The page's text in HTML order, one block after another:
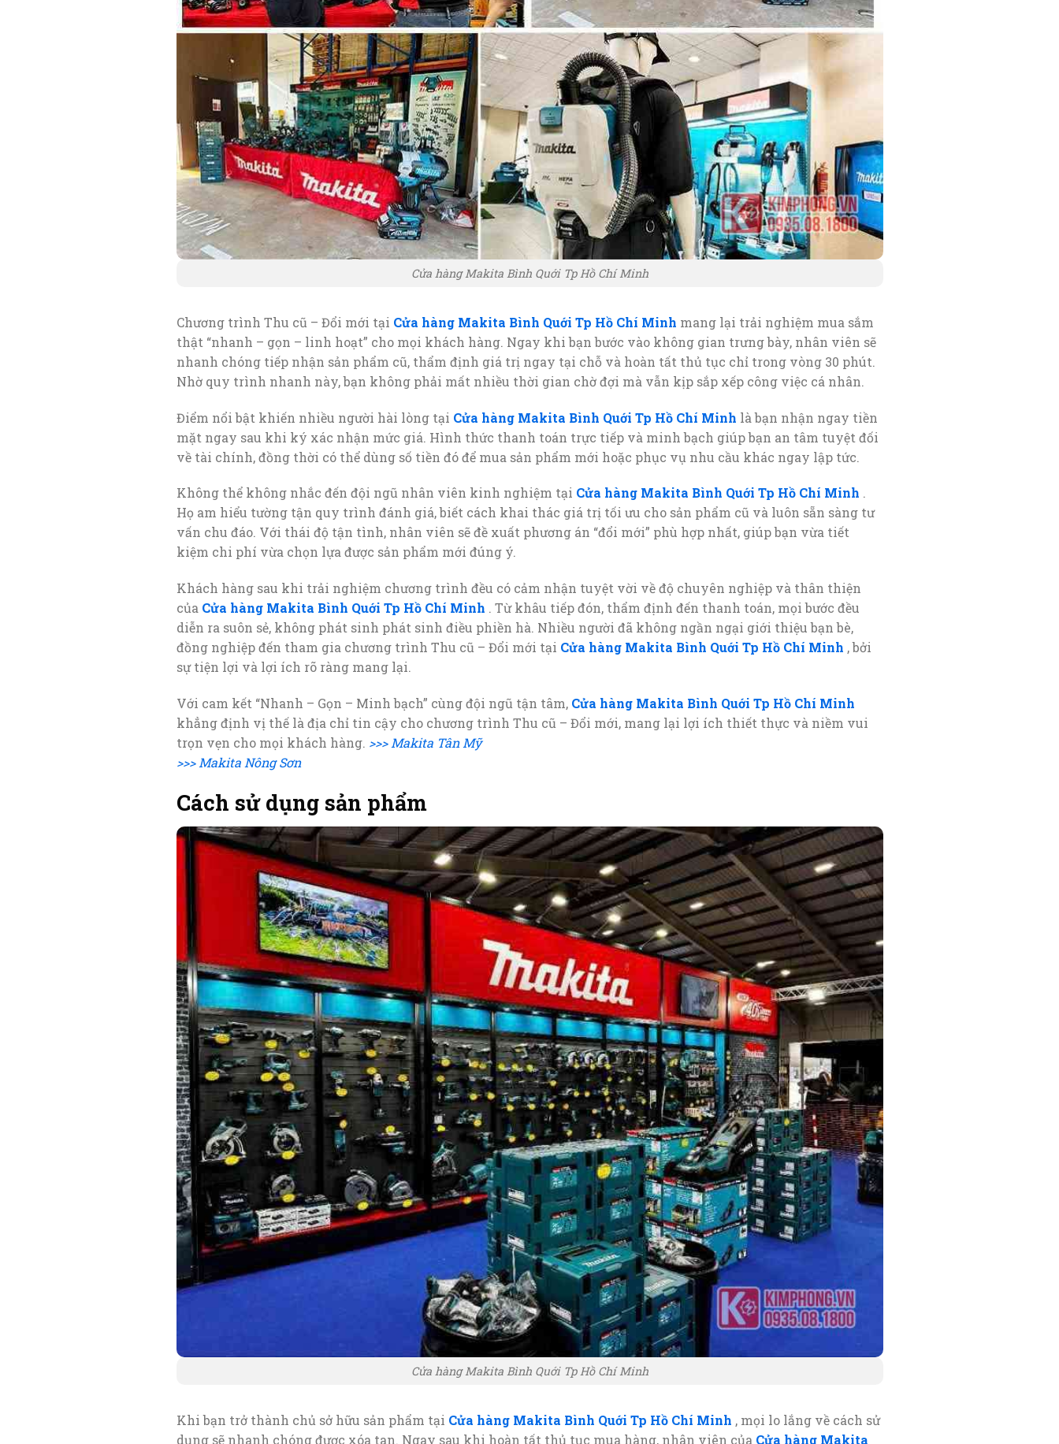
Cửa hàng Makita Bình Quới Tp Hồ Chí Minh
Chương trình Thu cũ – Đổi mới tại Cửa hàng Makita Bình Quới Tp Hồ Chí Minh mang lại trải nghiệm mua sắm
thật “nhanh – gọn – linh hoạt” cho mọi khách hàng. Ngay khi bạn bước vào không gian trưng bày, nhân viên sẽ
nhanh chóng tiếp nhận sản phẩm cũ, thẩm định giá trị ngay tại chỗ và hoàn tất thủ tục chỉ trong vòng 30 phút.
Nhờ quy trình nhanh này, bạn không phải mất nhiều thời gian chờ đợi mà vẫn kịp sắp xếp công việc cá nhân.
Điểm nổi bật khiến nhiều người hài lòng tại Cửa hàng Makita Bình Quới Tp Hồ Chí Minh là bạn nhận ngay tiền
mặt ngay sau khi ký xác nhận mức giá. Hình thức thanh toán trực tiếp và minh bạch giúp bạn an tâm tuyệt đối
về tài chính, đồng thời có thể dùng số tiền đó để mua sản phẩm mới hoặc phục vụ nhu cầu khác ngay lập tức.
Không thể không nhắc đến đội ngũ nhân viên kinh nghiệm tại Cửa hàng Makita Bình Quới Tp Hồ Chí Minh .
Họ am hiểu tường tận quy trình đánh giá, biết cách khai thác giá trị tối ưu cho sản phẩm cũ và luôn sẵn sàng tư
vấn chu đáo. Với thái độ tận tình, nhân viên sẽ đề xuất phương án “đổi mới” phù hợp nhất, giúp bạn vừa tiết
kiệm chi phí vừa chọn lựa được sản phẩm mới đúng ý.
Khách hàng sau khi trải nghiệm chương trình đều có cảm nhận tuyệt vời về độ chuyên nghiệp và thân thiện
của Cửa hàng Makita Bình Quới Tp Hồ Chí Minh . Từ khâu tiếp đón, thẩm định đến thanh toán, mọi bước đều
diễn ra suôn sẻ, không phát sinh phát sinh điều phiền hà. Nhiều người đã không ngần ngại giới thiệu bạn bè,
đồng nghiệp đến tham gia chương trình Thu cũ – Đổi mới tại Cửa hàng Makita Bình Quới Tp Hồ Chí Minh , bởi
sự tiện lợi và lợi ích rõ ràng mang lại.
Với cam kết “Nhanh – Gọn – Minh bạch” cùng đội ngũ tận tâm, Cửa hàng Makita Bình Quới Tp Hồ Chí Minh
khẳng định vị thế là địa chỉ tin cậy cho chương trình Thu cũ – Đổi mới, mang lại lợi ích thiết thực và niềm vui
trọn vẹn cho mọi khách hàng. >>> Makita Tân Mỹ
>>> Makita Nông Sơn
Cách sử dụng sản phẩm
Cửa hàng Makita Bình Quới Tp Hồ Chí Minh
Khi bạn trở thành chủ sở hữu sản phẩm tại Cửa hàng Makita Bình Quới Tp Hồ Chí Minh , mọi lo lắng về cách sử
dụng sẽ nhanh chóng được xóa tan. Ngay sau khi hoàn tất thủ tục mua hàng, nhân viên của Cửa hàng Makita